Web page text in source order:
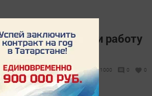
районе начали работу
переписи
15 октября 2021 -
14:30
1000 0 0